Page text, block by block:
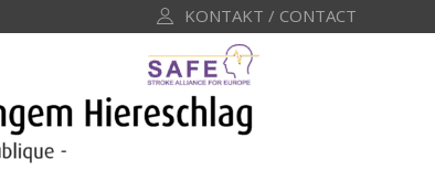
KONTAKT / CONTACT